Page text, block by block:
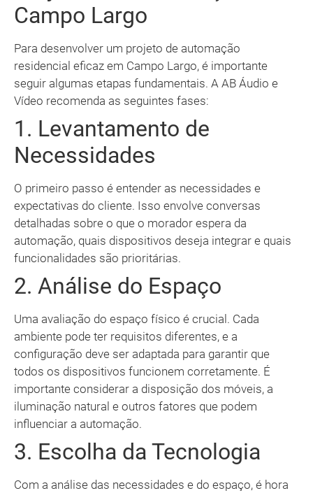
Campo Largo
Para desenvolver um projeto de automação
residencial eficaz em Campo Largo, é importante
seguir algumas etapas fundamentais. A AB Áudio e
Vídeo recomenda as seguintes fases:
1. Levantamento de
Necessidades
O primeiro passo é entender as necessidades e
expectativas do cliente. Isso envolve conversas
detalhadas sobre o que o morador espera da
automação, quais dispositivos deseja integrar e quais
funcionalidades são prioritárias.
2. Análise do Espaço
Uma avaliação do espaço físico é crucial. Cada
ambiente pode ter requisitos diferentes, e a
configuração deve ser adaptada para garantir que
todos os dispositivos funcionem corretamente. É
importante considerar a disposição dos móveis, a
iluminação natural e outros fatores que podem
influenciar a automação.
3. Escolha da Tecnologia
Com a análise das necessidades e do espaço, é hora